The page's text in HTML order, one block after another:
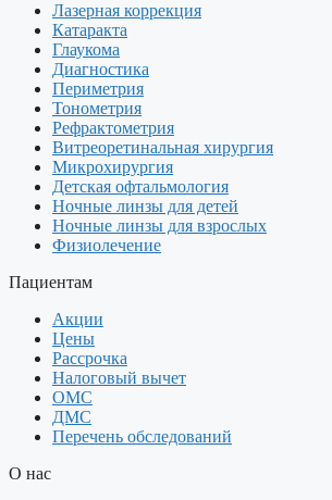
Лазерная коррекция
Катаракта
Глаукома
Диагностика
Периметрия
Тонометрия
Рефрактометрия
Витреоретинальная хирургия
Микрохирургия
Детская офтальмология
Ночные линзы для детей
Ночные линзы для взрослых
Физиолечение
Пациентам
Акции
Цены
Рассрочка
Налоговый вычет
ОМС
ДМС
Перечень обследований
О нас